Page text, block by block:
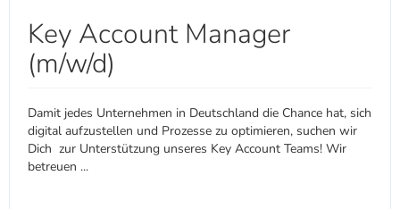
Key Account Manager
(m/w/d)
Damit jedes Unternehmen in Deutschland die Chance hat, sich
digital aufzustellen und Prozesse zu optimieren, suchen wir
Dich zur Unterstützung unseres Key Account Teams! Wir
betreuen ...